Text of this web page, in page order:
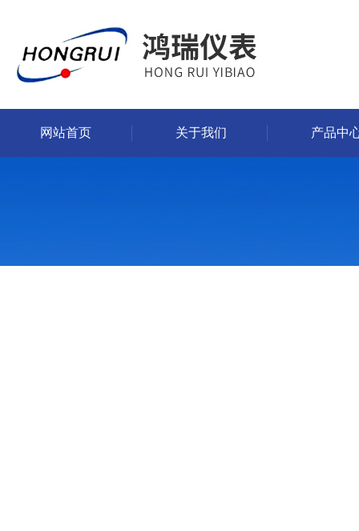
网站首页 关于我们 产品中